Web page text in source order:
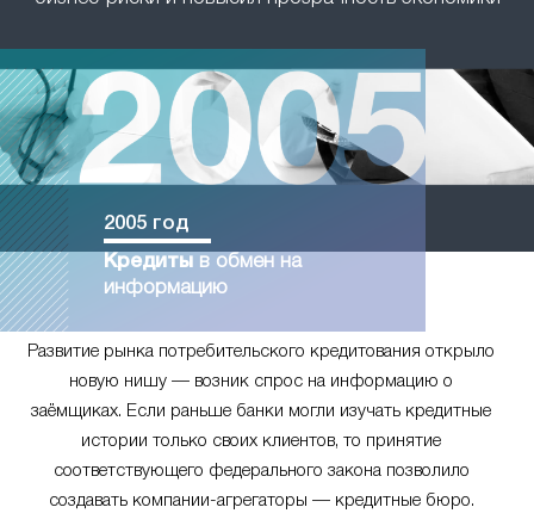
2005 год
Кредиты в обмен на
информацию
Развитие рынка потребительского кредитования открыло
новую нишу — возник спрос на информацию о
заёмщиках. Если раньше банки могли изучать кредитные
истории только своих клиентов, то принятие
соответствующего федерального закона позволило
создавать компании-агрегаторы — кредитные бюро.